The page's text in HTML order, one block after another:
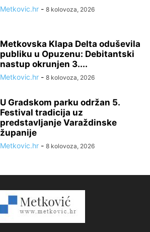
Metkovic.hr - 8 kolovoza, 2026
Metkovska Klapa Delta oduševila
publiku u Opuzenu: Debitantski
nastup okrunjen 3....
Metkovic.hr - 8 kolovoza, 2026
U Gradskom parku održan 5.
Festival tradicija uz
predstavljanje Varaždinske
županije
Metkovic.hr - 8 kolovoza, 2026